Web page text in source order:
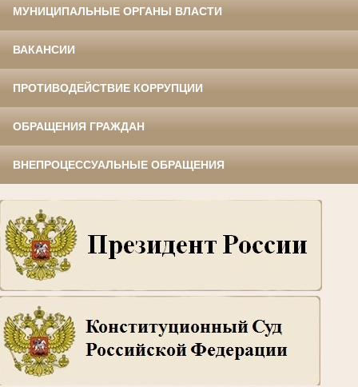
МУНИЦИПАЛЬНЫЕ ОРГАНЫ ВЛАСТИ
ВАКАНСИИ
ПРОТИВОДЕЙСТВИЕ КОРРУПЦИИ
ОБРАЩЕНИЯ ГРАЖДАН
ВНЕПРОЦЕССУАЛЬНЫЕ ОБРАЩЕНИЯ